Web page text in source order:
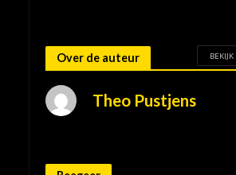
Over de auteur
Theo Pustjens